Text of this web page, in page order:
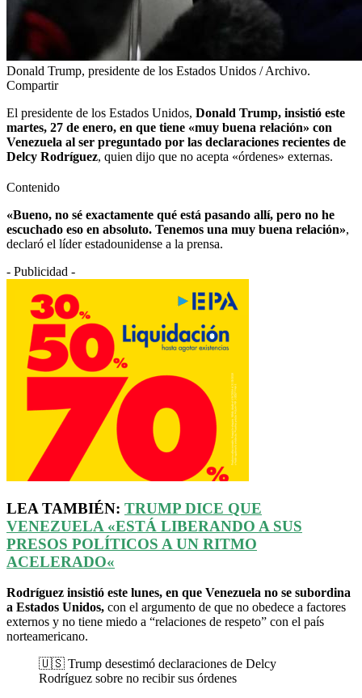
Donald Trump, presidente de los Estados Unidos / Archivo.
Compartir
El presidente de los Estados Unidos, Donald Trump, insistió este
martes, 27 de enero, en que tiene «muy buena relación» con
Venezuela al ser preguntado por las declaraciones recientes de
Delcy Rodríguez, quien dijo que no acepta «órdenes» externas.
Contenido
«Bueno, no sé exactamente qué está pasando allí, pero no he
escuchado eso en absoluto. Tenemos una muy buena relación»,
declaró el líder estadounidense a la prensa.
- Publicidad -
LEA TAMBIÉN: TRUMP DICE QUE
VENEZUELA «ESTÁ LIBERANDO A SUS
PRESOS POLÍTICOS A UN RITMO
ACELERADO«
Rodríguez insistió este lunes, en que Venezuela no se subordina
a Estados Unidos, con el argumento de que no obedece a factores
externos y no tiene miedo a “relaciones de respeto” con el país
norteamericano.
🇺🇸 Trump desestimó declaraciones de Delcy
Rodríguez sobre no recibir sus órdenes